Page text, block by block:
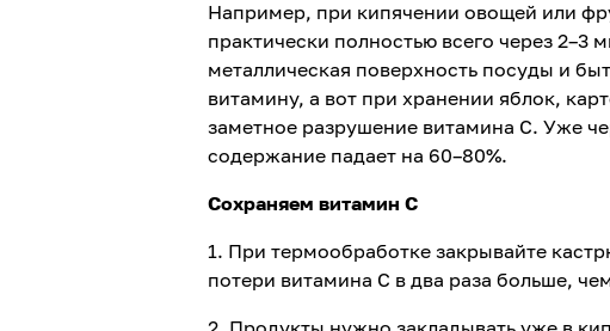
Например, при кипячении овощей или
практически полностью всего через 2–3
металлическая поверхность посуды и
витамину, а вот при хранении яблок,
заметное разрушение витамина С. Уже
содержание падает на 60–80%.
Сохраняем витамин С
1. При термообработке закрывайте
потери витамина С в два раза больше,